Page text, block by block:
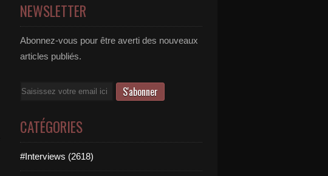
NEWSLETTER
Abonnez-vous pour être averti des nouveaux
articles publiés.
Email
CATÉGORIES
#Interviews (2618)